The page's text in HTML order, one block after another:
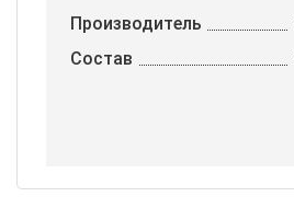
Производитель
Состав